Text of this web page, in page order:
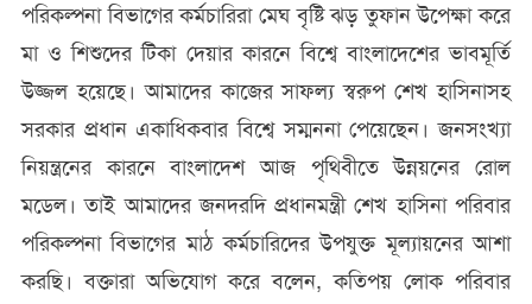
পরিকল্পনা বিভাগের কর্মচারিরা মেঘ বৃষ্টি ঝড় তুফান উপেক্ষা করে
মা ও শিশুদের টিকা দেয়ার কারনে বিশ্বে বাংলাদেশের ভাবমূর্তি
উজ্জল হয়েছে। আমাদের কাজের সাফল্য স্বরুপ শেখ হাসিনাসহ
সরকার প্রধান একাধিকবার বিশ্বে সম্মননা পেয়েছেন। জনসংখ্যা
নিয়ন্ত্রনের কারনে বাংলাদেশ আজ পৃথিবীতে উন্নয়নের রোল
মডেল। তাই আমাদের জনদরদি প্রধানমন্ত্রী শেখ হাসিনা পরিবার
পরিকল্পনা বিভাগের মাঠ কর্মচারিদের উপযুক্ত মূল্যায়নের আশা
করছি। বক্তারা অভিযোগ করে বলেন, কতিপয় লোক পরিবার